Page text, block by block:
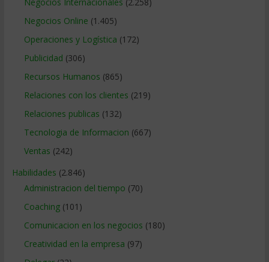
Negocios Online (1.405)
Operaciones y Logística (172)
Publicidad (306)
Recursos Humanos (865)
Relaciones con los clientes (219)
Relaciones publicas (132)
Tecnologia de Informacion (667)
Ventas (242)
Habilidades (2.846)
Administracion del tiempo (70)
Coaching(101)
Comunicacion en los negocios (180)
Creatividad en la empresa (97)